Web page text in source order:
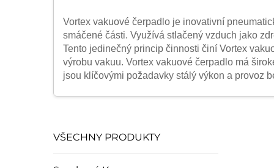
Vortex vakuové čerpadlo je inovativní
smáčené části. Využívá stlačený vzduch jako
Tento jedinečný princip činnosti činí Vortex
výrobu vakuu. Vortex vakuové čerpadlo má
jsou klíčovými požadavky stálý výkon a provoz
Žádné pohyblivé části
Vortex vakuové čerpadlo neobsahuje žádné
návrh činí Vortex vakuové čerpadlo téměř
VŠECHNY PRODUKTY